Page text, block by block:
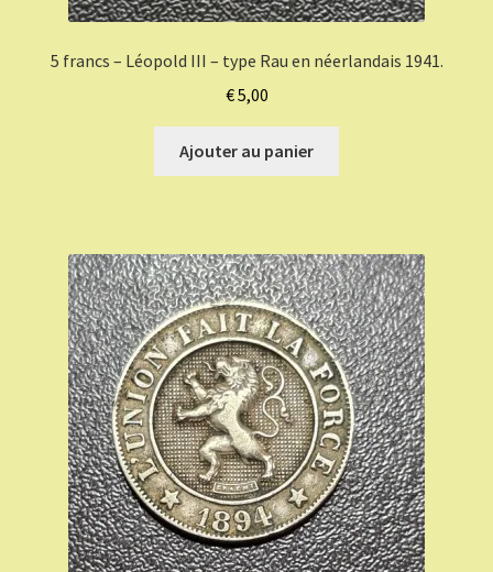
5 francs – Léopold III – type Rau en néerlandais 1941.
€5,00
Ajouter au panier